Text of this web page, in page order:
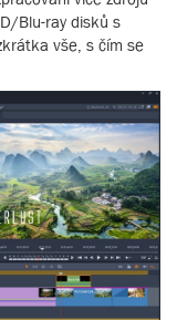
Blu-ray disků s
vše, s čím se